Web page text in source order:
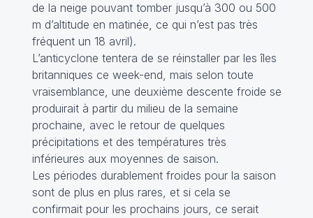
de la neige pouvant tomber jusqu’à 300 ou 500
m d’altitude en matinée, ce qui n’est pas très
fréquent un 18 avril).
L’anticyclone tentera de se réinstaller par les îles
britanniques ce week-end, mais selon toute
vraisemblance, une deuxième descente froide se
produirait à partir du milieu de la semaine
prochaine, avec le retour de quelques
précipitations et des températures très
inférieures aux moyennes de saison.
Les périodes durablement froides pour la saison
sont de plus en plus rares, et si cela se
confirmait pour les prochains jours, ce serait